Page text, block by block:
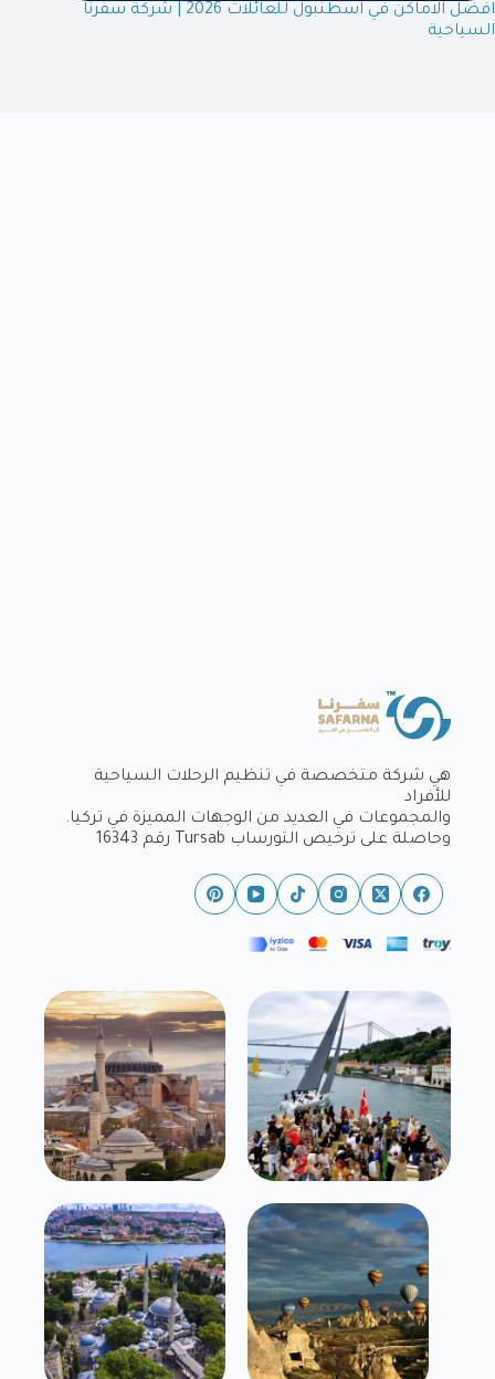
افضل الاماكن في اسطنبول للعائلات 2026 | شركة سفرنا
السياحية
هي شركة متخصصة في تنظيم الرحلات السياحية
للأفراد
والمجموعات في العديد من الوجهات المميزة في تركيا.
وحاصلة على ترخيص التورساب Tursab رقم 16343